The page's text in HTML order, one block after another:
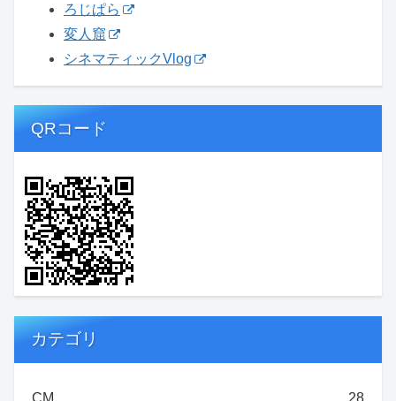
ろじぱら
変人窟
シネマティックVlog
QRコード
カテゴリ
CM 28